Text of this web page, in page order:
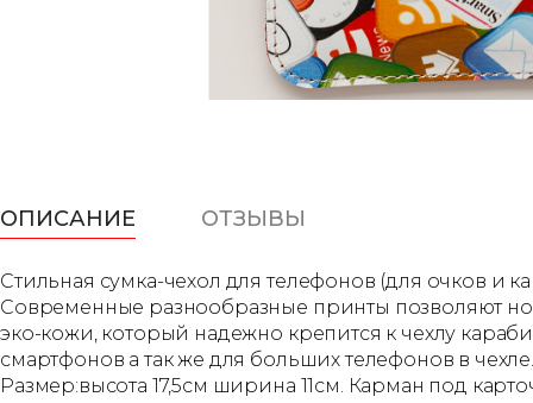
ОПИСАНИЕ ОТЗЫВЫ
Стильная сумка-чехол для телефонов (для очков и
Современные разнообразные принты позволяют
эко-кожи, который надежно крепится к чехлу
смартфонов а так же для больших телефонов в чехле.
Размер:высота 17,5см ширина 11см. Карман под